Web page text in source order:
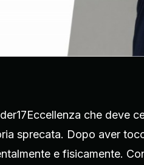
che deve
sprecata. Dopo aver
e fisicamente.